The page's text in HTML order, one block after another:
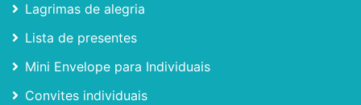
Lagrimas de alegria
Lista de presentes
Mini Envelope para Individuais
Convites individuais